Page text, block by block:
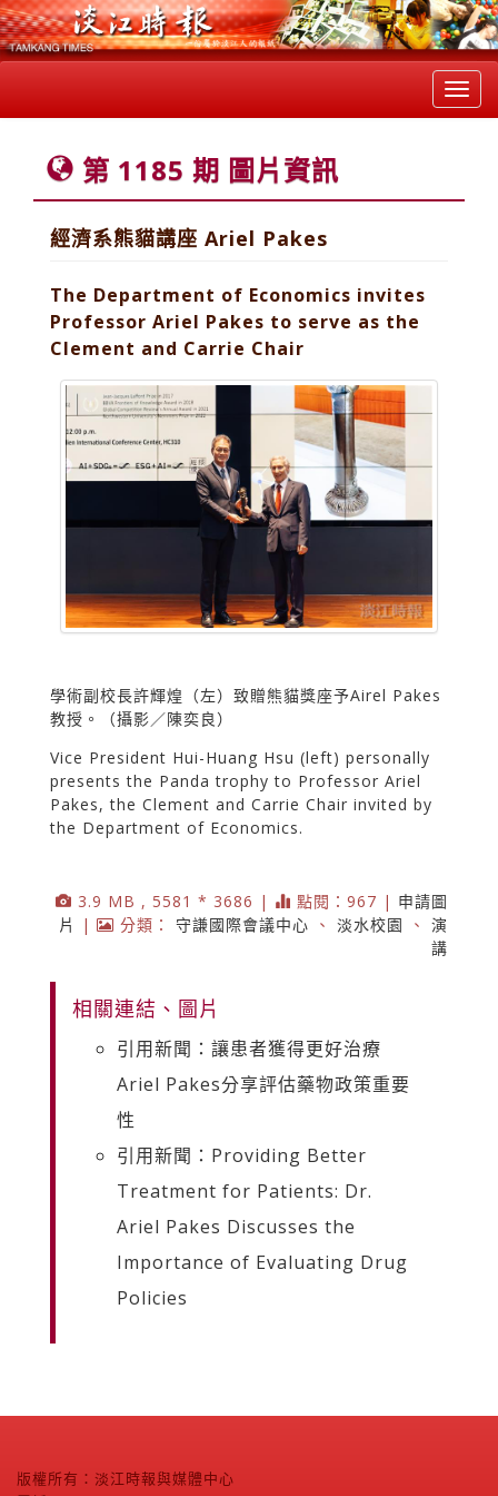
第 1185 期 圖片資訊
經濟系熊貓講座 Ariel Pakes
The Department of Economics invites
Professor Ariel Pakes to serve as the
Clement and Carrie Chair
學術副校長許輝煌（左）致贈熊貓獎座予Airel Pakes
教授。（攝影／陳奕良）
Vice President Hui-Huang Hsu (left) personally
presents the Panda trophy to Professor Ariel
Pakes, the Clement and Carrie Chair invited by
the Department of Economics.
3.9 MB , 5581 * 3686 | 點閱：967 | 申請圖
片
| 分類： 守謙國際會議中心 、 淡水校園 、 演
講
相關連結、圖片
引用新聞：讓患者獲得更好治療
Ariel Pakes分享評估藥物政策重要
性
引用新聞：Providing Better
Treatment for Patients: Dr.
Ariel Pakes Discusses the
Importance of Evaluating Drug
Policies
版權所有：淡江時報與媒體中心